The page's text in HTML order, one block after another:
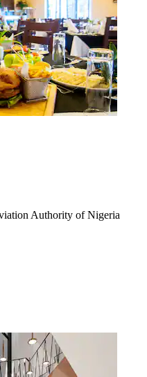
Authority of Nigeria